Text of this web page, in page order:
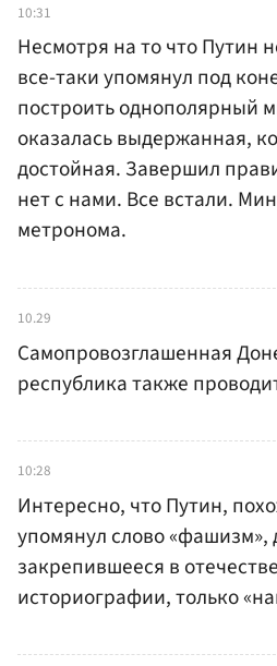
10:31
Несмотря на то что Путин
все-таки упомянул под
построить однополярный
оказалась выдержанная,
достойная. Завершил
нет с нами. Все встали.
метронома.
10.29
Самопровозглашенная
республика также
10:28
Интересно, что Путин,
упомянул слово «фашизм»,
закрепившееся в
историографии, только